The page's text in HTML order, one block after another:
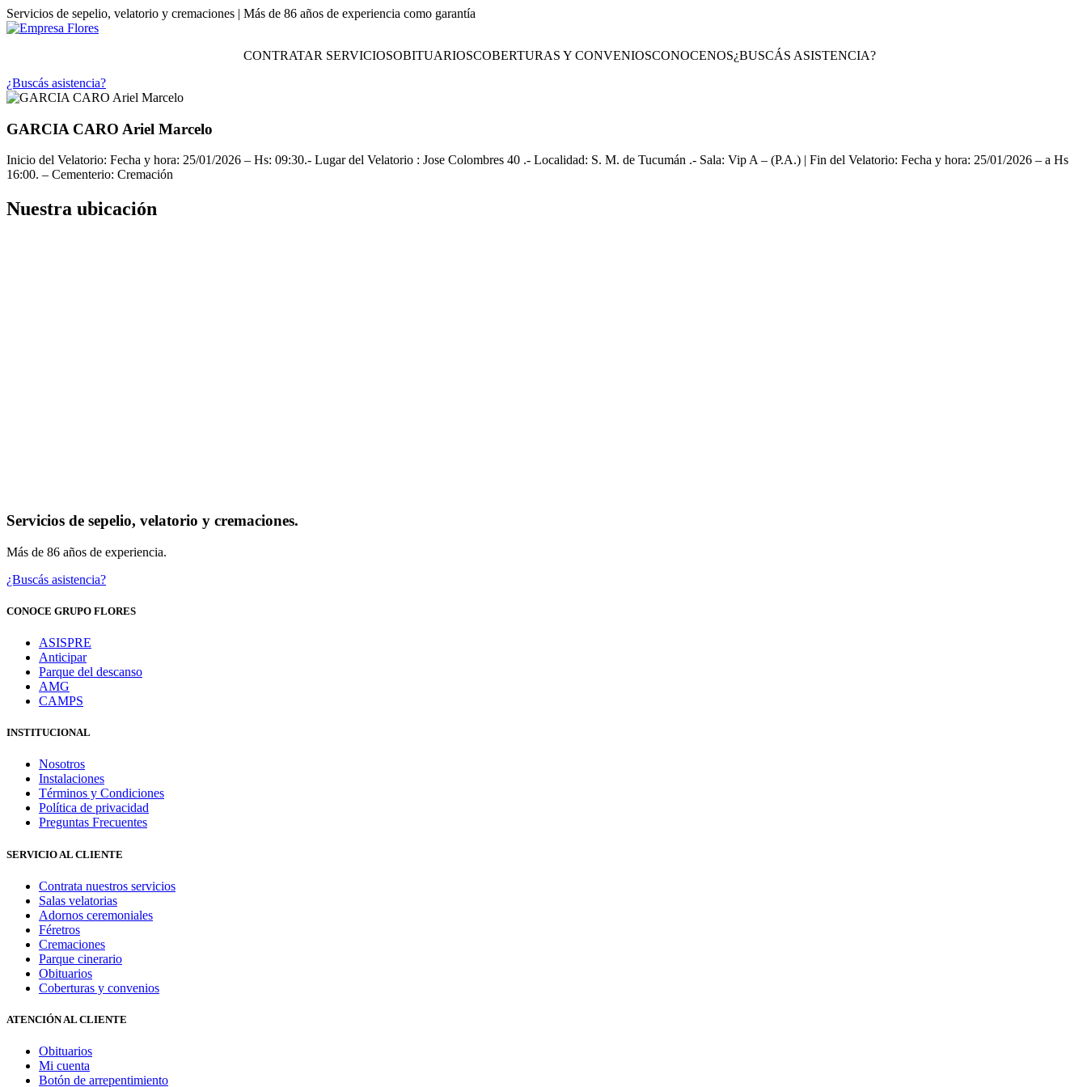
Servicios de sepelio, velatorio y cremaciones | Más de 86 años de experiencia como garantía
CONTRATAR SERVICIOSOBITUARIOSCOBERTURAS Y CONVENIOSCONOCENOS¿BUSCÁS ASISTENCIA?
¿Buscás asistencia?
GARCIA CARO Ariel Marcelo
Inicio del Velatorio: Fecha y hora: 25/01/2026 – Hs: 09:30.- Lugar del Velatorio : Jose Colombres 40 .- Localidad: S. M. de Tucumán .- Sala: Vip A – (P.A.) | Fin del Velatorio: Fecha y hora: 25/01/2026 – a Hs
16:00. – Cementerio: Cremación
Nuestra ubicación
Servicios de sepelio, velatorio y cremaciones.
Más de 86 años de experiencia.
¿Buscás asistencia?
CONOCE GRUPO FLORES
ASISPRE
Anticipar
Parque del descanso
AMG
CAMPS
INSTITUCIONAL
Nosotros
Instalaciones
Términos y Condiciones
Política de privacidad
Preguntas Frecuentes
SERVICIO AL CLIENTE
Contrata nuestros servicios
Salas velatorias
Adornos ceremoniales
Féretros
Cremaciones
Parque cinerario
Obituarios
Coberturas y convenios
ATENCIÓN AL CLIENTE
Obituarios
Mi cuenta
Botón de arrepentimiento